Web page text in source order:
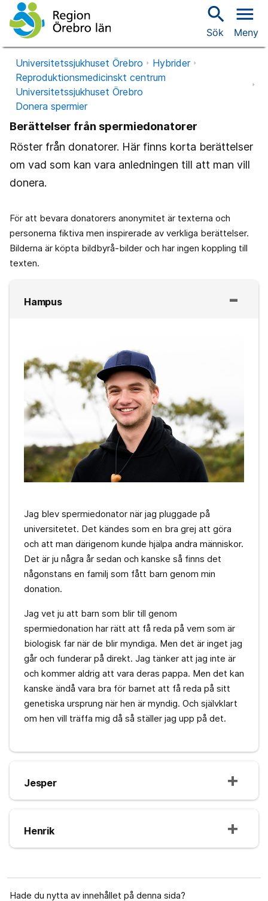
search
Sök
menu
Meny
Universitetssjukhuset Örebro
Hybrider
Reproduktionsmedicinskt centrum
Universitetssjukhuset Örebro
Donera spermier
Berättelser från spermiedonatorer
Röster från donatorer. Här finns korta berättelser
om vad som kan vara anledningen till att man vill
donera.
För att bevara donatorers anonymitet är texterna och
personerna fiktiva men inspirerade av verkliga berättelser.
Bilderna är köpta bildbyrå-bilder och har ingen koppling till
texten.
Hampus
Jag blev spermiedonator när jag pluggade på
universitetet. Det kändes som en bra grej att göra
och att man därigenom kunde hjälpa andra människor.
Det är ju några år sedan och kanske så finns det
någonstans en familj som fått barn genom min
donation.
Jag vet ju att barn som blir till genom
spermiedonation har rätt att få reda på vem som är
biologisk far när de blir myndiga. Men det är inget jag
går och funderar på direkt. Jag tänker att jag inte är
och kommer aldrig att vara deras pappa. Men det kan
kanske ändå vara bra för barnet att få reda på sitt
genetiska ursprung när hen är myndig. Och självklart
om hen vill träffa mig då så ställer jag upp på det.
Jesper
Henrik
Hade du nytta av innehållet på denna sida?